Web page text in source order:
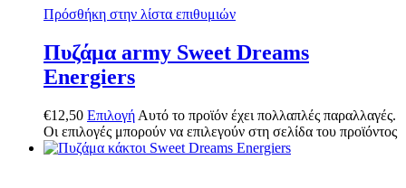
Πρόσθήκη στην λίστα επιθυμιών
Πυζάμα army Sweet Dreams
Energiers
€12,50 Επιλογή Αυτό το προϊόν έχει πολλαπλές παραλλαγές.
Οι επιλογές μπορούν να επιλεγούν στη σελίδα του προϊόντος